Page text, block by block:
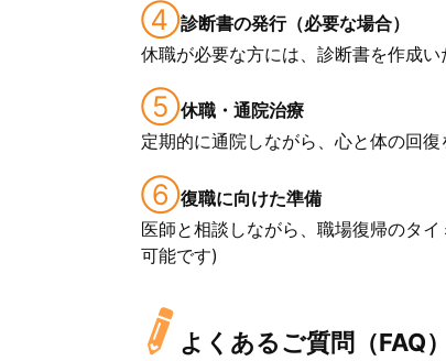
④診断書の発行（必要な場合）
休職が必要な方には、診断書を作成い
⑤休職・通院治療
定期的に通院しながら、心と体の回復
⑥復職に向けた準備
医師と相談しながら、職場復帰のタ
可能です)
よくあるご質問（FAQ）